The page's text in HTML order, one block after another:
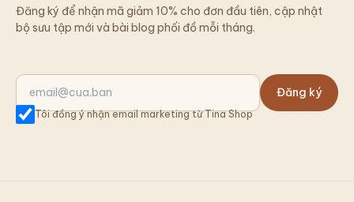
Đăng ký để nhận mã giảm 10% cho đơn đầu tiên, cập nhật
bộ sưu tập mới và bài blog phối đồ mỗi tháng.
Đăng ký
Tôi đồng ý nhận email marketing từ Tina Shop